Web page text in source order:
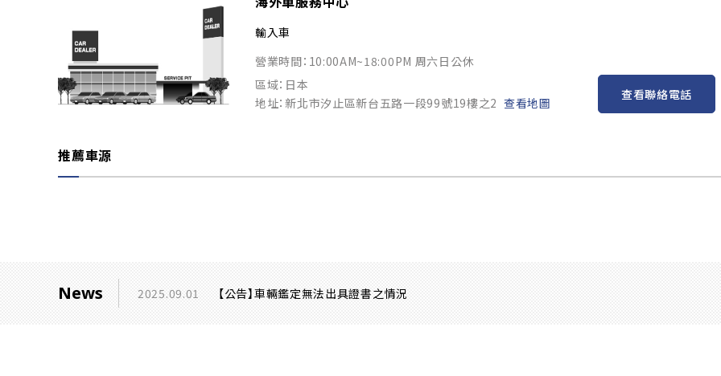
輸入車
營業時間：10:00AM~18:00PM 周六日公休
區域：日本
地址：新北市汐止區新台五路一段99號19樓之2 查看地圖
查看聯絡電話
推薦車源
News 2025.09.01 【公告】車輛鑑定無法出具證書之情況